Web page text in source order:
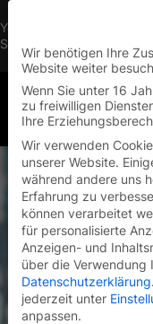
You are currently on the
Switch to the English
Wir benötigen Ihre
Website weiter
Wenn Sie unter 16
zu freiwilligen
Ihre
Wir verwenden
unserer Website.
während andere uns
Erfahrung zu
können verarbeitet
für personalisierte
Anzeigen- und
über die Verwendung
Datenschutzerklärung.
jederzeit unter
anpassen.